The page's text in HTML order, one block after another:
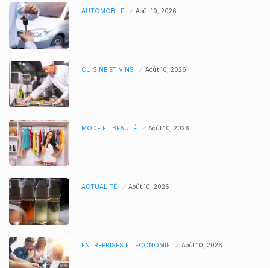
AUTOMOBILE Août 10, 2026
CUISINE ET VINS Août 10, 2026
MODE ET BEAUTÉ Août 10, 2026
ACTUALITÉ Août 10, 2026
ENTREPRISES ET ÉCONOMIE Août 10, 2026